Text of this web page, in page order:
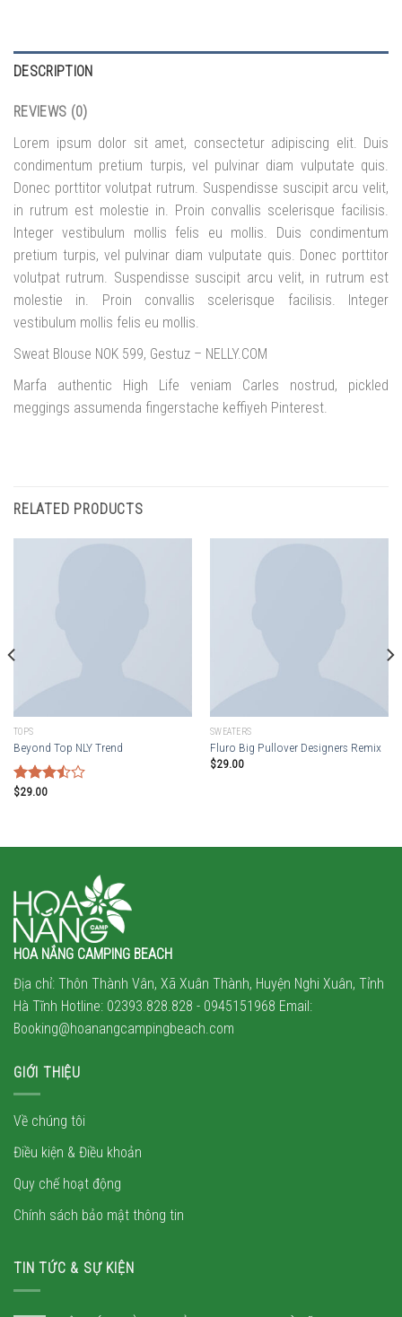
DESCRIPTION
REVIEWS (0)
Lorem ipsum dolor sit amet, consectetur adipiscing elit. Duis
condimentum pretium turpis, vel pulvinar diam vulputate quis.
Donec porttitor volutpat rutrum. Suspendisse suscipit arcu velit,
in rutrum est molestie in. Proin convallis scelerisque facilisis.
Integer vestibulum mollis felis eu mollis. Duis condimentum
pretium turpis, vel pulvinar diam vulputate quis. Donec porttitor
volutpat rutrum. Suspendisse suscipit arcu velit, in rutrum est
molestie in. Proin convallis scelerisque facilisis. Integer
vestibulum mollis felis eu mollis.
Sweat Blouse NOK 599, Gestuz – NELLY.COM
Marfa authentic High Life veniam Carles nostrud, pickled
meggings assumenda fingerstache keffiyeh Pinterest.
RELATED PRODUCTS
TOPS
Beyond Top NLY Trend
Rated
$29.00
SWEATERS
Fluro Big Pullover Designers Remix
$29.00
HOA NẮNG CAMPING BEACH
Địa chỉ: Thôn Thành Vân, Xã Xuân Thành, Huyện Nghi Xuân, Tỉnh
Hà Tĩnh Hotline: 02393.828.828 - 0945151968 Email:
Booking@hoanangcampingbeach.com
GIỚI THIỆU
Về chúng tôi
Điều kiện & Điều khoản
Quy chế hoạt động
Chính sách bảo mật thông tin
TIN TỨC & SỰ KIỆN